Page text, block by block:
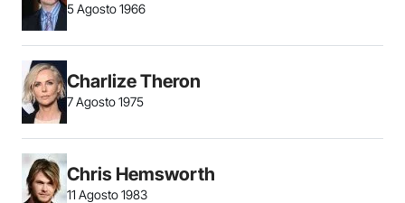
5 Agosto 1966
Charlize Theron
7 Agosto 1975
Chris Hemsworth
11 Agosto 1983